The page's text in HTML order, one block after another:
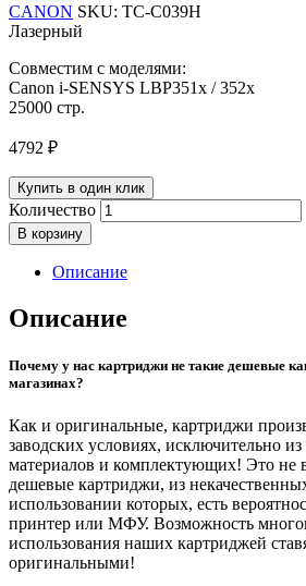
CANON SKU: TC-C039H
Лазерный
Совместим с моделями:
Canon i-SENSYS LBP351x / 352x
25000 стр.
4792 ₽
Купить в один клик
Количество
В корзину
Описание
Описание
Почему у нас картриджи не такие дешевые
магазинах?
Как и оригинальные, картриджи
заводских условиях, исключительно
материалов и комплектующих! Это не
дешевые картриджи, из
использовании которых, есть
принтер или МФУ. Возможность
использования наших картриджей
оригинальными!